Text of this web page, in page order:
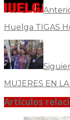
Huelga TIGAS
MUJERES EN
Artículos